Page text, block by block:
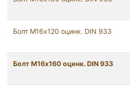
Болт М16х120 оцинк. DIN 933
Болт М16х160 оцинк. DIN 933